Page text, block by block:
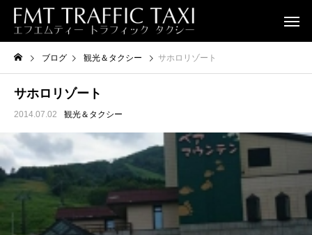
ブログ 観光＆タクシー サホロリゾート
サホロリゾート
2014.07.02 観光＆タクシー